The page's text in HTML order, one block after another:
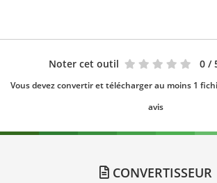
Noter cet outil 0 /
Vous devez convertir et télécharger au moins 1
avis
CONVERTISSEUR